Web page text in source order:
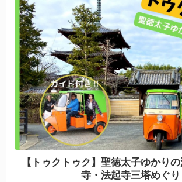
【トゥクトゥク】聖徳太子ゆかり
寺・法起寺三塔めぐり